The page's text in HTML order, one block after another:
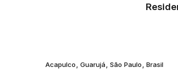
Acapulco Guarujá São Paulo Brasil